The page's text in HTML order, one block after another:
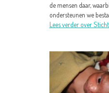
de mensen daar,
ondersteunen we
Lees verder over